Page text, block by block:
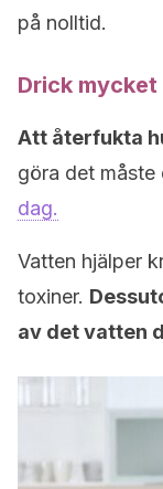
på nolltid.
Drick
Att återfukta
göra det måste
dag.
Vatten hjälper
toxiner.
av det vatten